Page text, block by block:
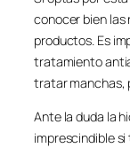
conocer bien las
productos. Es
tratamiento
tratar manchas,
Ante la duda la
imprescindible